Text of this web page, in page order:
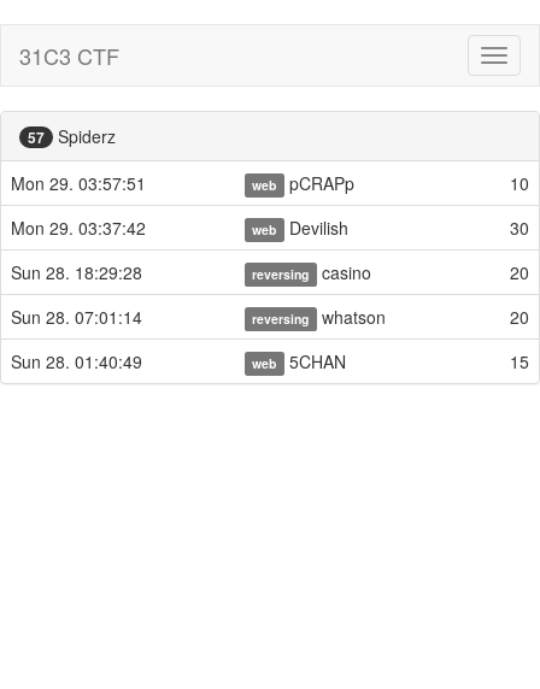
31C3 CTF
57
Spiderz
Mon 29. 03:57:51
web pCRAPp
10
Mon 29. 03:37:42
web Devilish
30
Sun 28. 18:29:28
reversing casino
20
Sun 28. 07:01:14
reversing whatson
20
Sun 28. 01:40:49
web 5CHAN 15